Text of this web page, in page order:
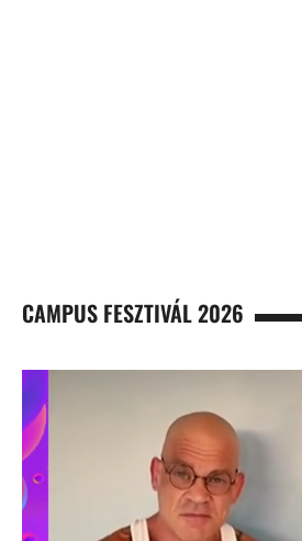
CAMPUS FESZTIVÁL 2026